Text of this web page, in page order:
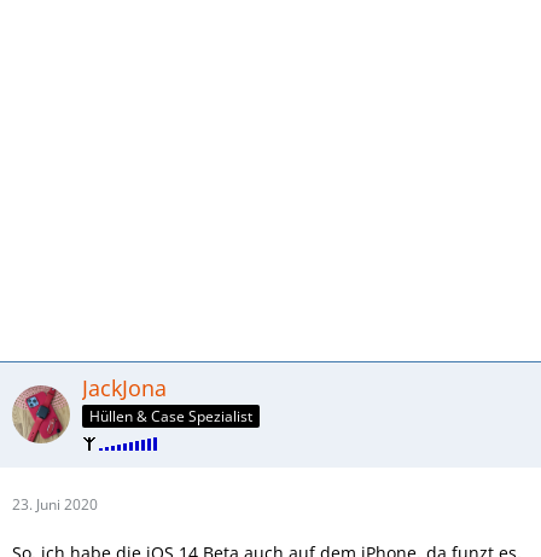
JackJona
Hüllen & Case Spezialist
23. Juni 2020
So, ich habe die iOS 14 Beta auch auf dem iPhone, da funzt es,